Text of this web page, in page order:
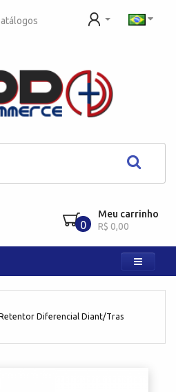
0
Meu carrinho
R$ 0,00
Diferencial Diant/Tras